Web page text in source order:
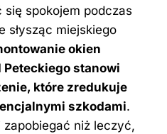
spokojem podczas
słysząc miejskiego
okien
Peteckiego stanowi
które zredukuje
szkodami.
niż leczyć,